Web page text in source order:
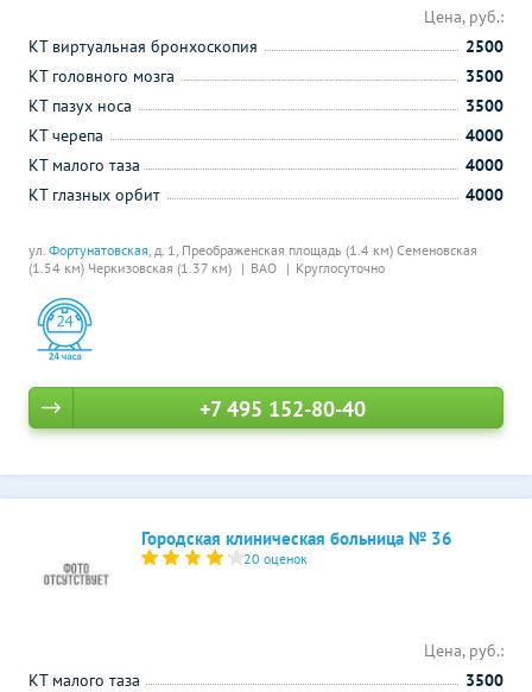
ул. Фортунатовская, д. 1, Преображенская площадь (1.4 км) Семеновская
(1.54 км) Черкизовская (1.37 км) ВАО Круглосуточно
Цена, руб.:
КТ виртуальная бронхоскопия
2500
КТ головного мозга
3500
КТ пазух носа
3500
КТ черепа
4000
КТ малого таза
4000
КТ глазных орбит
4000
+7 495 152-80-40
Городская клиническая больница № 36
20 оценок
Цена, руб.:
КТ малого таза
3500